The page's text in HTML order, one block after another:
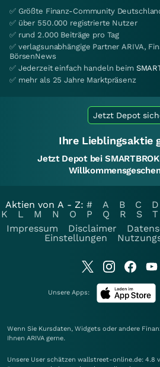
✅ Größte Finanz-Community
✅ über 550.000 registrierte Nutzer
✅ rund 2.000 Beiträge pro Tag
✅ verlagsunabhängige Partner ARIVA,
BörsenNews
✅ Jederzeit einfach handeln beim
✅ mehr als 25 Jahre Marktpräsenz
Jetzt Depot
Ihre Lieblingsaktie
Jetzt Depot bei
Aktien von A - Z: # A B C D
K
L M N O P Q R S T
Impressum
Disclaimer
Einstellungen
Unsere Apps:
Wenn Sie Kursdaten, Widgets oder andere
Ihnen ARIVA gerne.
Unsere User schätzen wallstreet-online.de: 4.8